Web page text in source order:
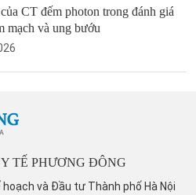
CT đếm photon trong đánh giá
mạch và ung bướu
TẾ PHƯƠNG ĐÔNG
hoạch và Đầu tư Thành phố Hà Nội